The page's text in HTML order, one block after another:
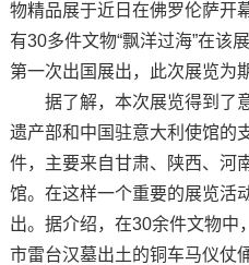
物精品展于近日在佛罗伦萨开
有30多件文物“飘洋过海”在该
第一次出国展出，此次展览为
据了解，本次展览得到了
遗产部和中国驻意大利使馆的
件，主要来自甘肃、陕西、河
馆。在这样一个重要的展览活
出。据介绍，在30余件文物中
市雷台汉墓出土的铜车马仪仗